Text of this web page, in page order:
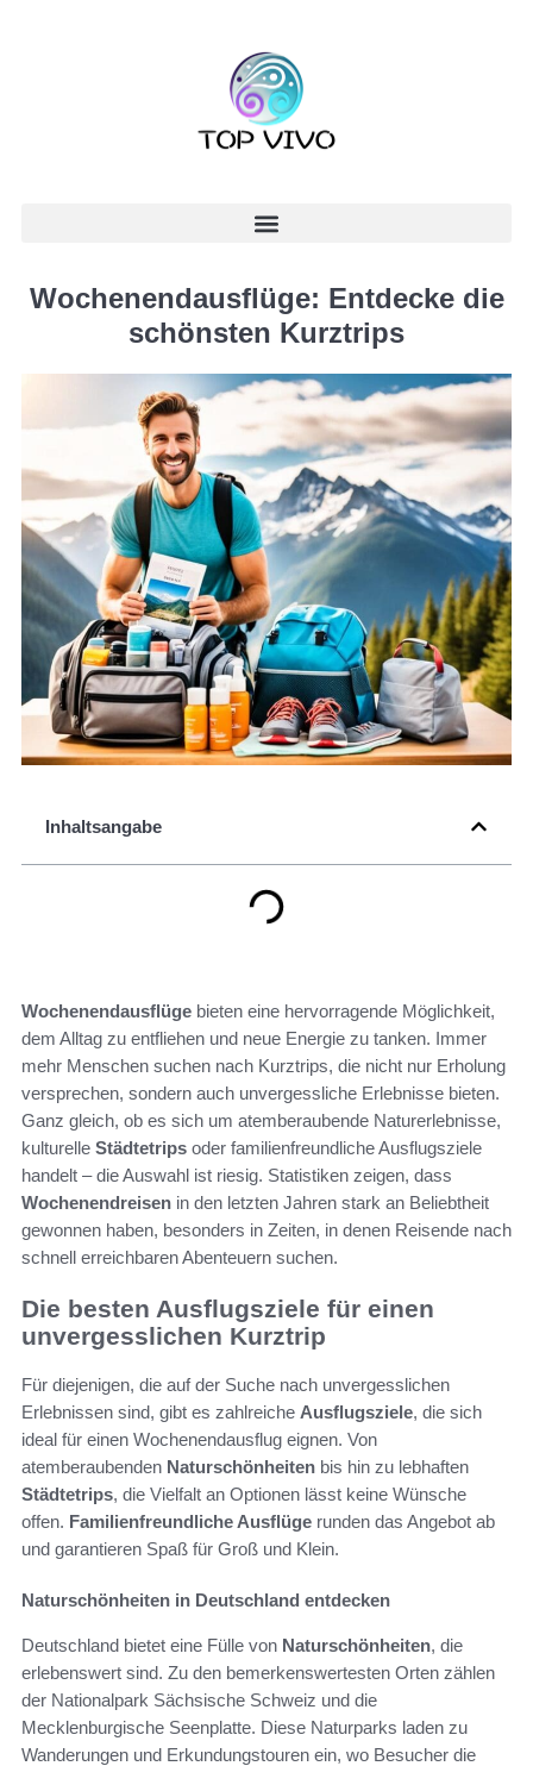
Wochenendausflüge: Entdecke die
schönsten Kurztrips
Inhaltsangabe
Wochenendausflüge bieten eine hervorragende Möglichkeit,
dem Alltag zu entfliehen und neue Energie zu tanken. Immer
mehr Menschen suchen nach Kurztrips, die nicht nur Erholung
versprechen, sondern auch unvergessliche Erlebnisse bieten.
Ganz gleich, ob es sich um atemberaubende Naturerlebnisse,
kulturelle Städtetrips oder familienfreundliche Ausflugsziele
handelt – die Auswahl ist riesig. Statistiken zeigen, dass
Wochenendreisen in den letzten Jahren stark an Beliebtheit
gewonnen haben, besonders in Zeiten, in denen Reisende nach
schnell erreichbaren Abenteuern suchen.
Die besten Ausflugsziele für einen
unvergesslichen Kurztrip
Für diejenigen, die auf der Suche nach unvergesslichen
Erlebnissen sind, gibt es zahlreiche Ausflugsziele, die sich
ideal für einen Wochenendausflug eignen. Von
atemberaubenden Naturschönheiten bis hin zu lebhaften
Städtetrips, die Vielfalt an Optionen lässt keine Wünsche
offen. Familienfreundliche Ausflüge runden das Angebot ab
und garantieren Spaß für Groß und Klein.
Naturschönheiten in Deutschland entdecken
Deutschland bietet eine Fülle von Naturschönheiten, die
erlebenswert sind. Zu den bemerkenswertesten Orten zählen
der Nationalpark Sächsische Schweiz und die
Mecklenburgische Seenplatte. Diese Naturparks laden zu
Wanderungen und Erkundungstouren ein, wo Besucher die